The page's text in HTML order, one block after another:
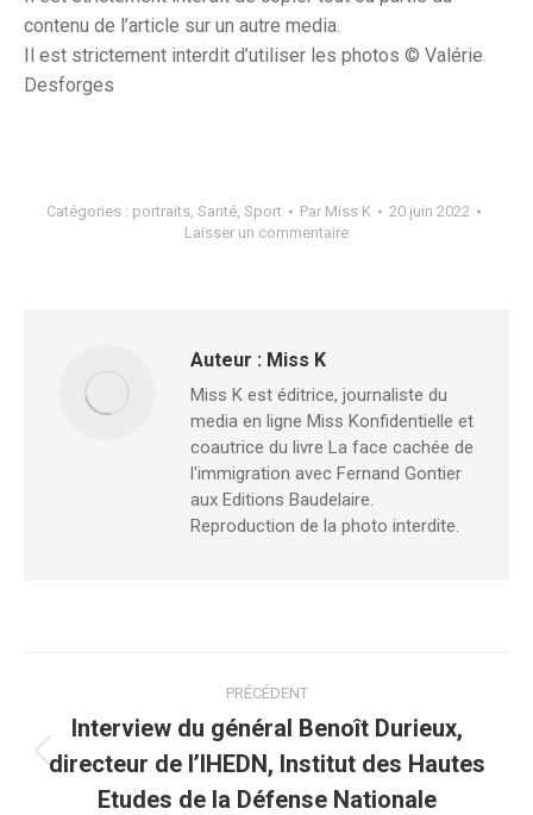
contenu de l’article sur un autre media.
Il est strictement interdit d’utiliser les photos © Valérie
Desforges
Catégories : portraits, Santé, Sport Par Miss K
20 juin 2022
Laisser un commentaire
Auteur : Miss K
Miss K est éditrice, journaliste du
media en ligne Miss Konfidentielle et
coautrice du livre La face cachée de
l'immigration avec Fernand Gontier
aux Editions Baudelaire.
Reproduction de la photo interdite.
article
PRÉCÉDENT
Article
précédent
Interview du général Benoît Durieux,
directeur de l’IHEDN, Institut des Hautes
Etudes de la Défense Nationale